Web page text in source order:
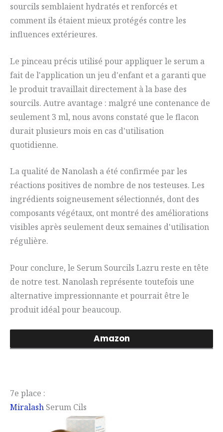
sourcils semblaient hydratés et renforcés et
comment ils étaient mieux protégés contre les
influences extérieures.
Le pinceau précis utilisé pour appliquer le serum a
fait de l'application un jeu d'enfant et a garanti que
le produit travaillait directement à la base des
sourcils. Autre avantage : malgré une contenance de
seulement 3 ml, nous avons constaté que le flacon
durait plusieurs mois en cas d'utilisation
quotidienne.
La qualité de Nanolash a été confirmée par les
réactions positives de nombre de nos testeuses. Les
ingrédients soigneusement sélectionnés, dont des
composants végétaux, ont montré des améliorations
visibles après seulement deux semaines d'utilisation
régulière.
Pour conclure, le Serum Sourcils Lazru reste en tête
de notre test. Nanolash représente toutefois une
alternative impressionnante et pourrait être le
produit idéal pour beaucoup.
Amazon
7e place :
Miralash Serum Cils